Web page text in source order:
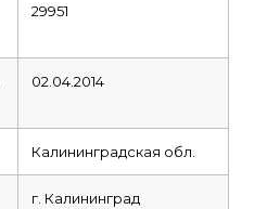
29951
02.04.2014
Калининградская обл.
г. Калининград